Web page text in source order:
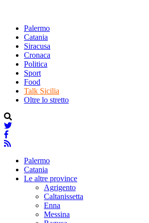
Palermo
Catania
Siracusa
Cronaca
Politica
Sport
Food
Talk Sicilia
Oltre lo stretto
Palermo
Catania
Le altre province
Agrigento
Caltanissetta
Enna
Messina